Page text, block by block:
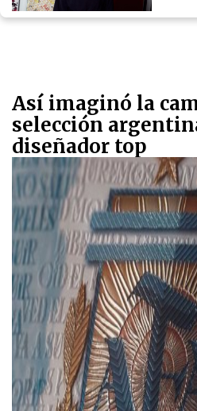
Así imaginó la
selección
diseñador top